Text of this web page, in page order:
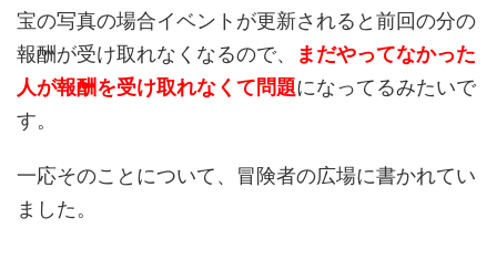
宝の写真の場合イベントが更新されると前回の分の
報酬が受け取れなくなるので、
まだやってなかった
人が報酬を受け取れなくて問題になってるみたいで
す。
一応そのことについて、冒険者の広場に書かれてい
ました。